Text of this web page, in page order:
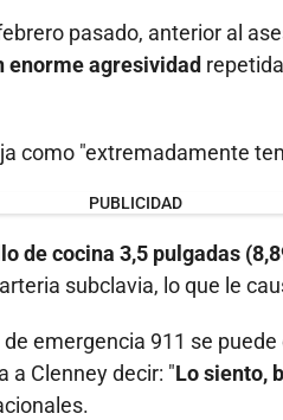
pasado, anterior al
enorme agresividad
como "extremadamente
PUBLICIDAD
de cocina 3,5 pulgadas
subclavia, lo que le
emergencia 911 se
a Clenney decir: "Lo siento,